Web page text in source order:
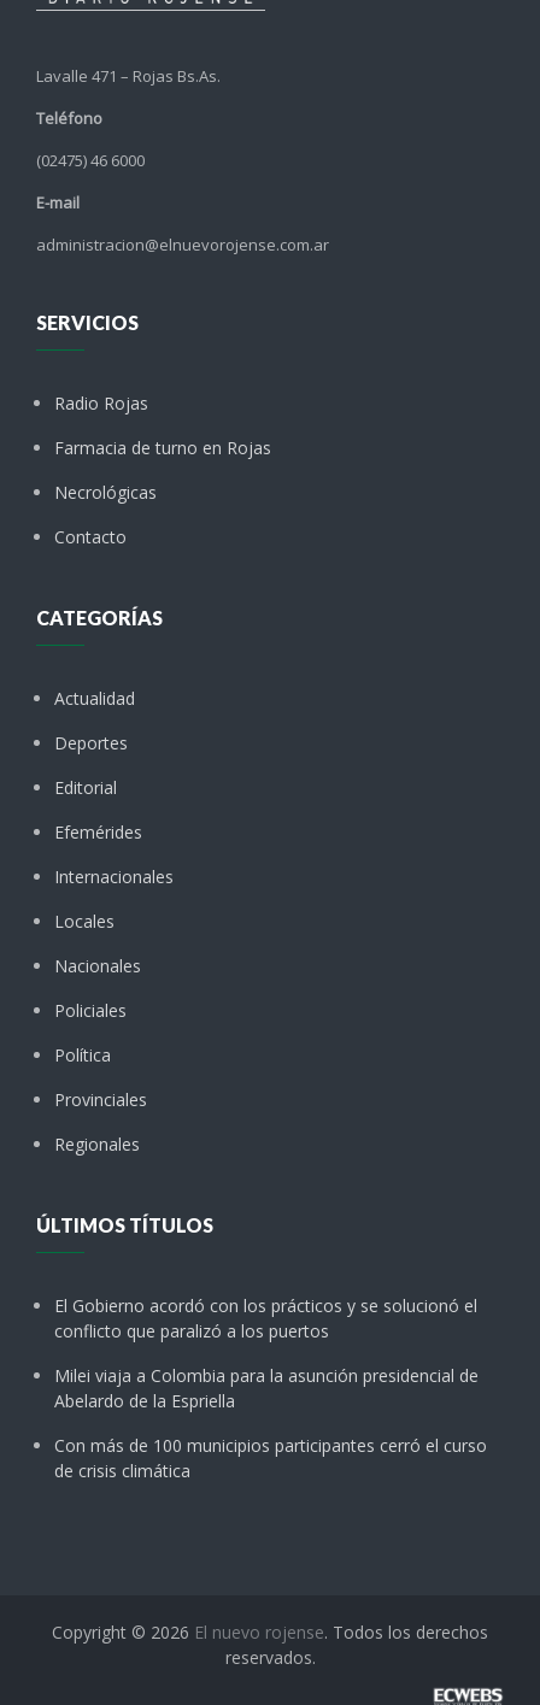
Lavalle 471 – Rojas Bs.As.
Teléfono
(02475) 46 6000
E-mail
administracion@elnuevorojense.com.ar
SERVICIOS
Radio Rojas
Farmacia de turno en Rojas
Necrológicas
Contacto
CATEGORÍAS
Actualidad
Deportes
Editorial
Efemérides
Internacionales
Locales
Nacionales
Policiales
Política
Provinciales
Regionales
ÚLTIMOS TÍTULOS
El Gobierno acordó con los prácticos y se solucionó el
conflicto que paralizó a los puertos
Milei viaja a Colombia para la asunción presidencial de
Abelardo de la Espriella
Con más de 100 municipios participantes cerró el curso
de crisis climática
Copyright © 2026 El nuevo rojense. Todos los derechos
reservados.